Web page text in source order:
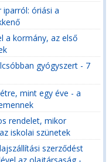
óriási a
a kormány, az első
gyógyszert - 7
mint egy éve - a
rendelet, mikor
iskolai szünetek
szerződést
az olajtársaság -